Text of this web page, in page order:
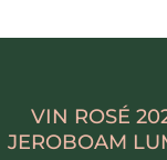
VIN ROSÉ
JEROBOAM